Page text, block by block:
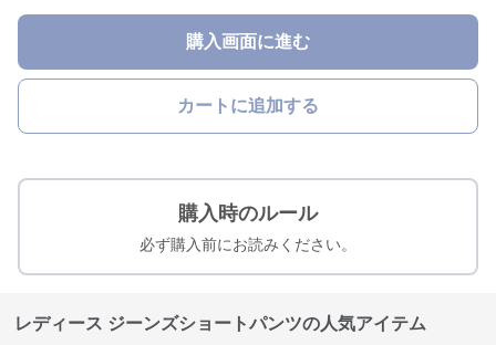
購入画面に進む
カートに追加する
購入時のルール
必ず購入前にお読みください。
レディース ジーンズショートパンツの人気アイテム